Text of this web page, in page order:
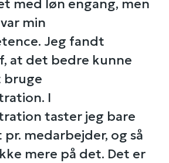
med løn engang, men
min
Jeg fandt
at det bedre kunne
bruge
I
taster jeg bare
medarbejder, og så
mere på det. Det er